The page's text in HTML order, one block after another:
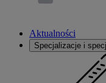
Aktualności
Specjalizacje i